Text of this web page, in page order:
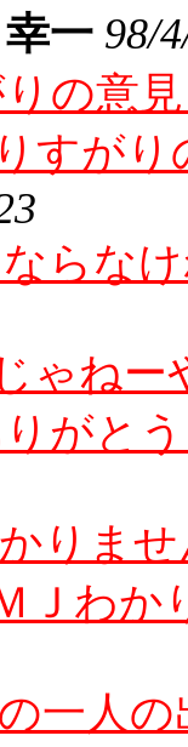
幸一 98/
の意
すが
らな
ゃね
りがと
りま
Ｊわ
一人